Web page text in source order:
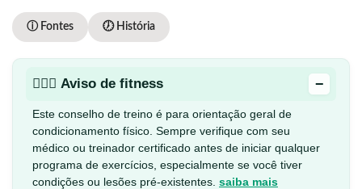
ⓘ Fontes 🕖 História
🏋🏻‍♂️ Aviso de fitness −
Este conselho de treino é para orientação geral de
condicionamento físico. Sempre verifique com seu
médico ou treinador certificado antes de iniciar qualquer
programa de exercícios, especialmente se você tiver
condições ou lesões pré-existentes. saiba mais